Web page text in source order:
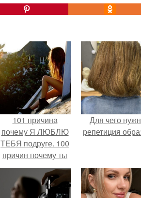
101 причина
почему Я ЛЮБЛЮ
ТЕБЯ подруге. 100
причин почему ты
моя лучшая
подруга.
Для чего
репетиция